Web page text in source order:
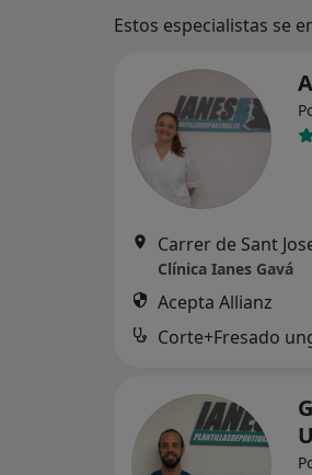
Estos especialistas se
Clínica Ianes Gavá
Acepta Allianz
Corte+Fresado